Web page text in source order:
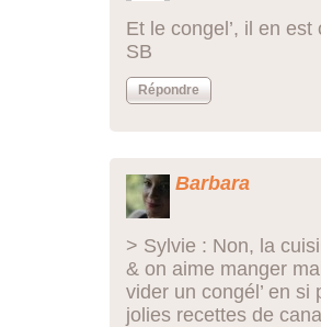
Et le congel’, il en
SB
Répondre
Barbara
> Sylvie : Non, la
& on aime manger
vider un congél’ en
jolies recettes de